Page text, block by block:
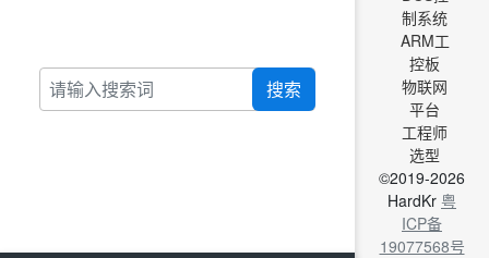
搜索
制系统
ARM工
控板
物联网
平台
工程师
选型
©2019-2026
HardKr 粤
ICP备
19077568号